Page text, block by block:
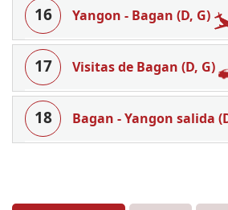
16 Yangon - Bagan (D, G)
17 Visitas de Bagan (D, G)
18 Bagan - Yangon salida